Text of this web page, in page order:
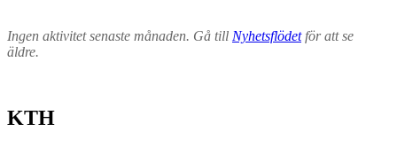
Ingen aktivitet senaste månaden. Gå till Nyhetsflödetför att se
äldre.
KTH